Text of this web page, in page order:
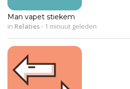
Man vapet stiekem
in Relaties- 1 minuut geleden